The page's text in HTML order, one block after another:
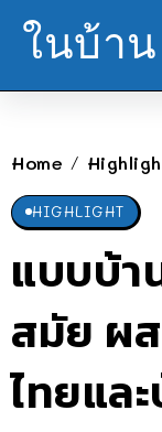
ในบ้าน
Home /
HIGHLIGHT
แบบบ้า
สมัย ผ
ไทยแล